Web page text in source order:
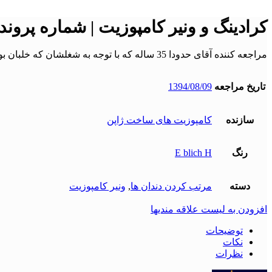
کرادینگ و ونیر کامپوزیت | شماره پرونده :
مراجعه کننده آقای حدودا 35 ساله که با توجه به شغلشان که خلبان بودند امکام ارتودنسی و تراش دندان ها را نداشته و مصمم بودند درمانشان با ونیر کامپوزیت مستقیم و بدون تراش انجام گردد . ………
تاریخ مراجعه 1394/08/09
سازنده کامپوزیت های ساخت ژاپن
رنگ E blich H
دسته مرتب کردن دندان ها, ونیر کامپوزیت
افزودن به لیست علاقه مندیها
توضیحات
نکات
نظرات